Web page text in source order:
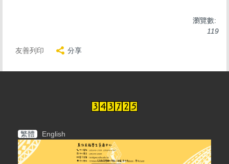
瀏覽數:
119
友善列印 分享
繁體 English